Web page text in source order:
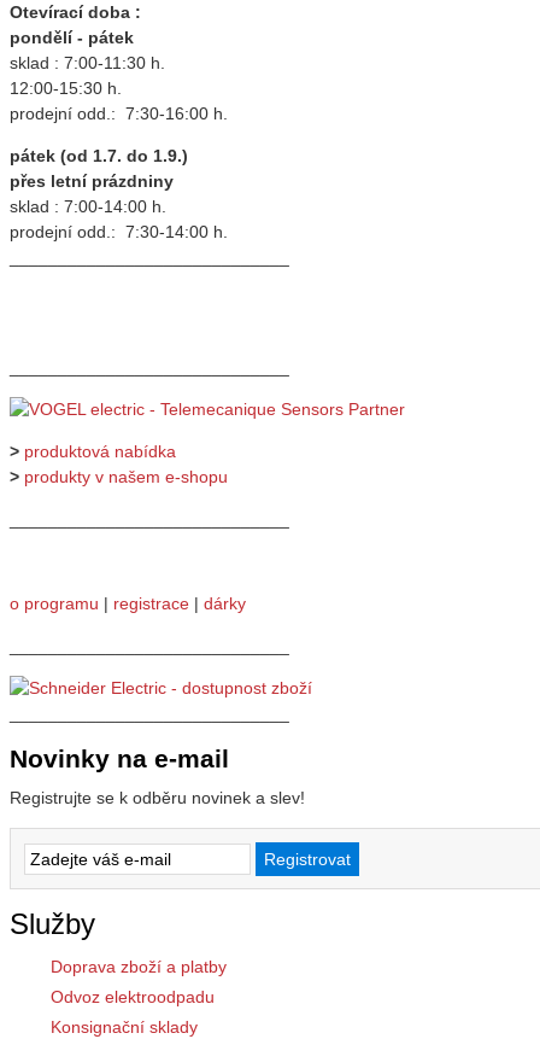
Otevírací doba :
pondělí - pátek
sklad : 7:00-11:30 h.
12:00-15:30 h.
prodejní odd.: 7:30-16:00 h.
pátek (od 1.7. do 1.9.)
přes letní prázdniny
sklad : 7:00-14:00 h.
prodejní odd.: 7:30-14:00 h.
> produktová nabídka
> produkty v našem e-shopu
o programu | registrace | dárky
Novinky na e-mail
Registrujte se k odběru novinek a slev!
Služby
Doprava zboží a platby
Odvoz elektroodpadu
Konsignační sklady